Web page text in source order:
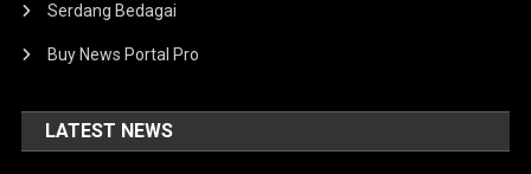
Serdang Bedagai
Buy News Portal Pro
LATEST NEWS